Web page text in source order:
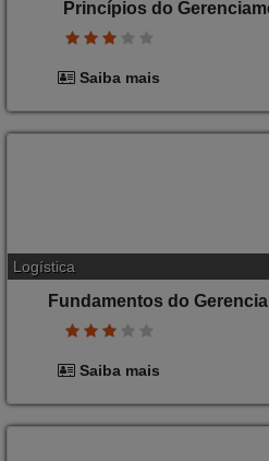
Logística
Princípios do